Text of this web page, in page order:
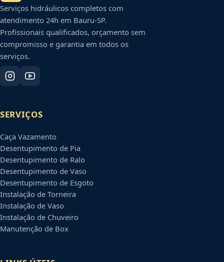
Serviços hidráulicos completos com
atendimento 24h em Bauru-SP.
Profissionais qualificados, orçamento sem
compromisso e garantia em todos os
serviços.
SERVIÇOS
Caça Vazamento
Desentupimento de Pia
Desentupimento de Ralo
Desentupimento de Vaso
Desentupimento de Esgoto
Instalação de Torneira
Instalação de Vaso
Instalação de Chuveiro
Manutenção de Box